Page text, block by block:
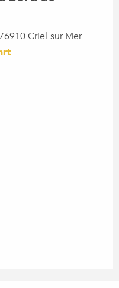
Criel-sur-Mer